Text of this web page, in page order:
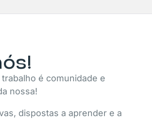
é comunidade e
nossa!
dispostas a aprender e a